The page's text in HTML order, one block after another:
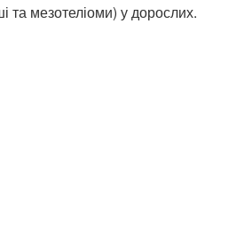
та мезотеліоми) у дорослих.